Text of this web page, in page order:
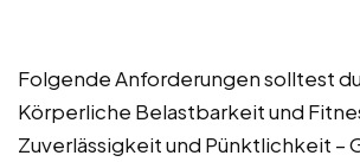
Folgende Anforderungen solltest
Körperliche Belastbarkeit und
Zuverlässigkeit und Pünktlichkeit –